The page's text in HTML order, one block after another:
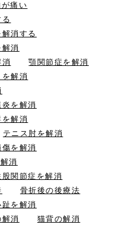
痛い
消する
消
顎関節症を解消
解消
を解消
解消
テニス肘を解消
を解消
消
股関節症を解消
骨折後の後療法
を解消
消
猫背の解消